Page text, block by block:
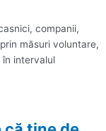
companii,
măsuri voluntare,
în intervalul